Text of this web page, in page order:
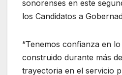
sonorenses en este
los Candidatos a
“Tenemos confianza en
construido durante más
trayectoria en el servicio